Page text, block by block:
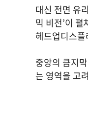
대신 전면 유
믹 비전’이
헤드업디스
중앙의 큼지
는 영역을 고